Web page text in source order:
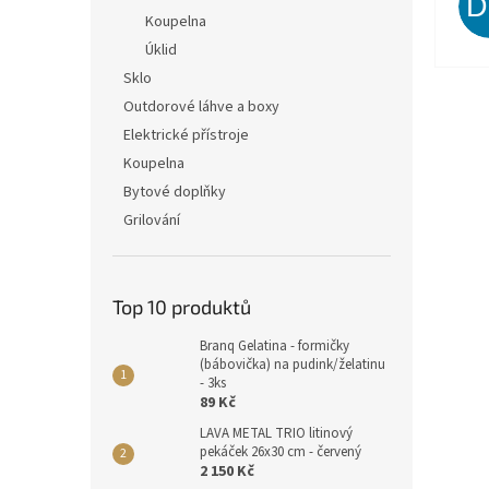
Koupelna
Úklid
Sklo
Outdorové láhve a boxy
Elektrické přístroje
Koupelna
Bytové doplňky
Grilování
Top 10 produktů
Branq Gelatina - formičky
(bábovička) na pudink/želatinu
- 3ks
89 Kč
LAVA METAL TRIO litinový
pekáček 26x30 cm - červený
2 150 Kč